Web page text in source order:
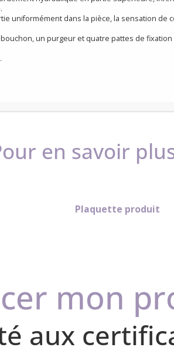
de chauffage à énergie traditionnelle
renouvelable, Anthémys Hydro
raccordement hydraulique en partie
ans.
en savoir
Plaquette produit
mon
aux